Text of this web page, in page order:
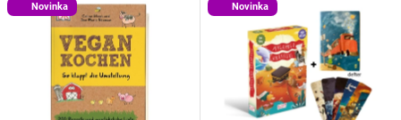
Novinka Novinka